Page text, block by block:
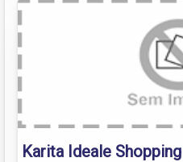
Karita Ideale